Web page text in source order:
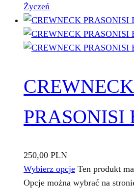
Życzeń
CREWNECK
PRASONISI
250,00 PLN
Wybierz opcje Ten produkt
Opcje można wybrać na